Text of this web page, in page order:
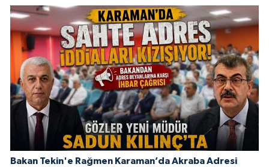
Bakan Tekin'e Rağmen Karaman’da Akraba Adresi